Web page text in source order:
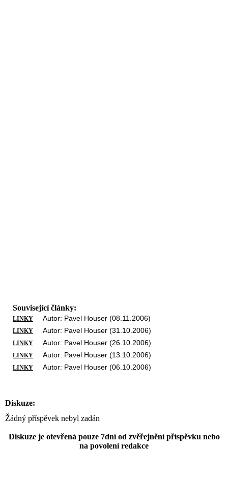
Související články:
LINKY Autor: Pavel Houser (08.11.2006)
LINKY Autor: Pavel Houser (31.10.2006)
LINKY Autor: Pavel Houser (26.10.2006)
LINKY Autor: Pavel Houser (13.10.2006)
LINKY Autor: Pavel Houser (06.10.2006)
Diskuze:
Žádný příspěvek nebyl zadán
Diskuze je otevřená pouze 7dní od zvěřejnění příspěvku nebo
na povolení redakce